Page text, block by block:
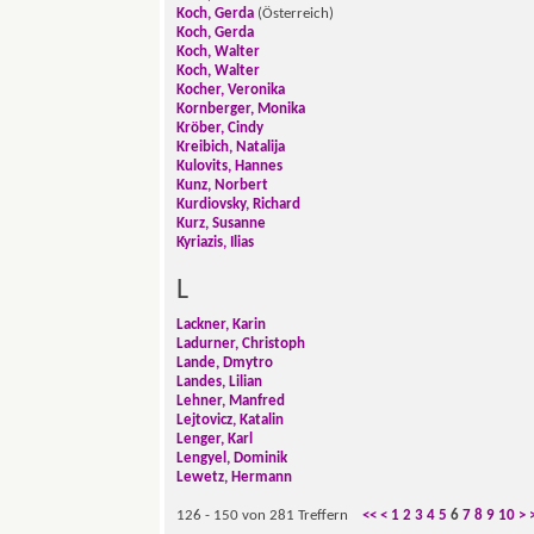
Koch, Gerda (Österreich)
Koch, Gerda
Koch, Walter
Koch, Walter
Kocher, Veronika
Kornberger, Monika
Kröber, Cindy
Kreibich, Natalija
Kulovits, Hannes
Kunz, Norbert
Kurdiovsky, Richard
Kurz, Susanne
Kyriazis, Ilias
L
Lackner, Karin
Ladurner, Christoph
Lande, Dmytro
Landes, Lilian
Lehner, Manfred
Lejtovicz, Katalin
Lenger, Karl
Lengyel, Dominik
Lewetz, Hermann
126 - 150 von 281 Treffern<< < 1 2 3 4 5 6 7 8 9 10 >